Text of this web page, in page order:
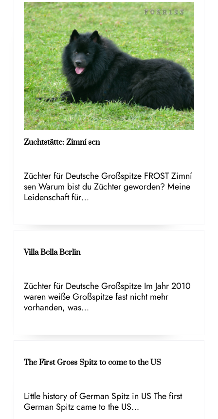
Zuchtstätte: Zimní sen
Züchter für Deutsche Großspitze FROST Zimní
sen Warum bist du Züchter geworden? Meine
Leidenschaft für…
Villa Bella Berlin
Züchter für Deutsche Großspitze Im Jahr 2010
waren weiße Großspitze fast nicht mehr
vorhanden, was…
The First Gross Spitz to come to the US
Little history of German Spitz in US The first
German Spitz came to the US…